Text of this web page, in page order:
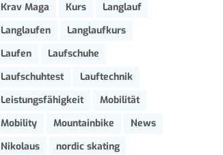
Krav Maga
Kurs
Langlauf
Langlaufen
Langlaufkurs
Laufen
Laufschuhe
Laufschuhtest
Lauftechnik
Leistungsfähigkeit
Mobilität
Mobility
Mountainbike
News
Nikolaus
nordic skating